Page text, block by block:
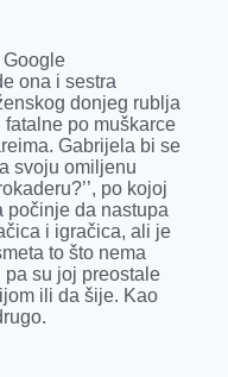
Google
ona i sestra
donjeg rublja
po muškarce
Gabrijela bi se
svoju omiljenu
po kojoj
počinje da nastupa
i igračica, ali je
to što nema
su joj preostale
ili da šije. Kao